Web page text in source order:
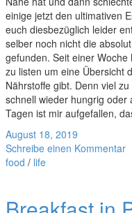
einige jetzt den ultimativen
euch diesbezüglich leider
selber noch nicht die
gefunden. Seit einer
zu listen um eine Übersicht
Nährstoffe gibt. Denn viel
schnell wieder hungrig oder
Tagen ist mir aufgefallen,
August 18, 2019
Schreibe einen Kommentar
food / life